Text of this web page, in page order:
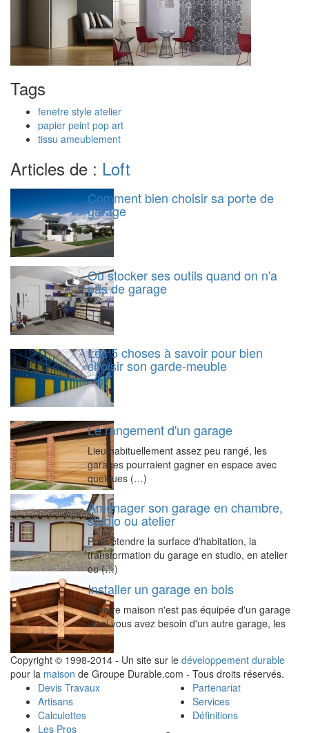
Tags
fenetre style atelier
papier peint pop art
tissu ameublement
Articles de : Loft
Comment bien choisir sa porte de
garage
Où stocker ses outils quand on n'a
pas de garage
Les 5 choses à savoir pour bien
choisir son garde-meuble
Le rangement d'un garage
Lieu habituellement assez peu rangé, les
garages pourraient gagner en espace avec
quelques (…)
Aménager son garage en chambre,
studio ou atelier
Pour étendre la surface d'habitation, la
transformation du garage en studio, en atelier
ou (…)
Installer un garage en bois
Si votre maison n'est pas équipée d'un garage
ou si vous avez besoin d'un autre garage, les
(…)
Copyright © 1998-2014 - Un site sur le développement durable
pour la maison de Groupe Durable.com - Tous droits réservés.
Devis Travaux
Artisans
Calculettes
Les Pros
Partenariat
Services
Définitions